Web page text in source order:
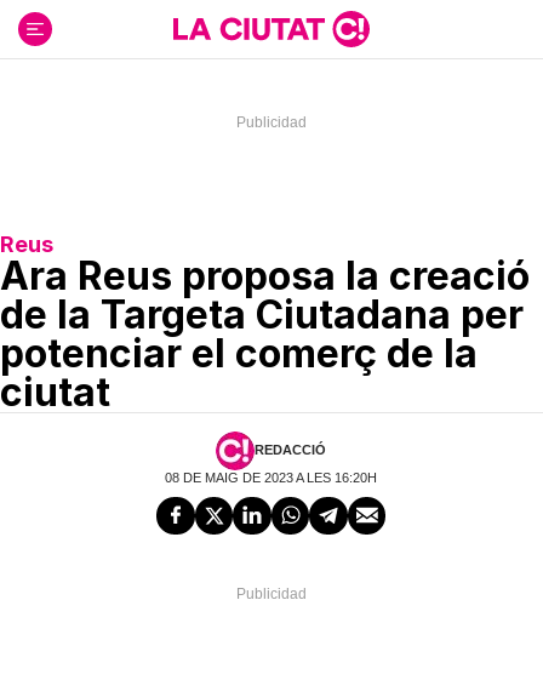
contenido
Reus
Ara Reus proposa la creació
de la Targeta Ciutadana per
potenciar el comerç de la
ciutat
REDACCIÓ
08 DE MAIG DE 2023 A LES 16:20H